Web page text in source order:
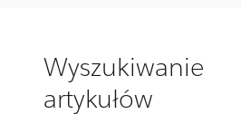
Wyszukiwanie
artykułów